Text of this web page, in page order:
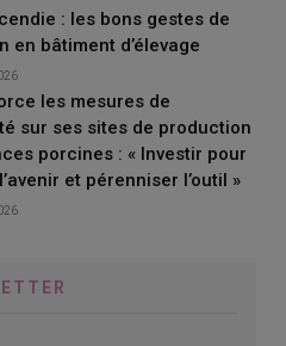
plus facilement
: les bons gestes de
en bâtiment d’élevage
les mesures de
sur ses sites de production
porcines : « Investir pour
et pérenniser l’outil »